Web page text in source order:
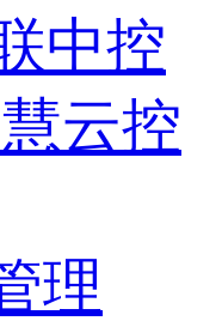
中控
云控
理